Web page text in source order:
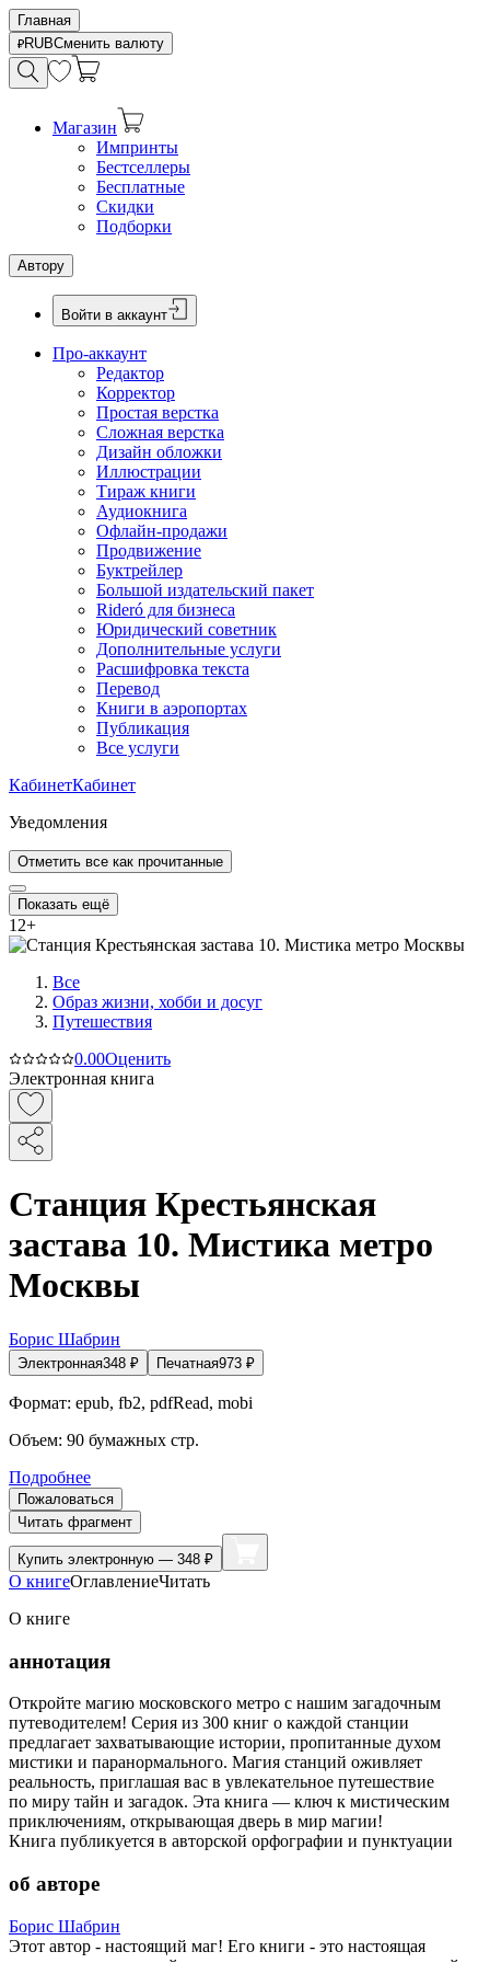
Главная
RUBСменить валюту
Магазин
Импринты
Бестселлеры
Бесплатные
Скидки
Подборки
Автору
Войти в аккаунт
Про-аккаунт
Редактор
Корректор
Простая верстка
Сложная верстка
Дизайн обложки
Иллюстрации
Тираж книги
Аудиокнига
Офлайн-продажи
Продвижение
Буктрейлер
Большой издательский пакет
Rideró для бизнеса
Юридический советник
Дополнительные услуги
Расшифровка текста
Перевод
Книги в аэропортах
Публикация
Все услуги
КабинетКабинет
Уведомления
Отметить все как прочитанные
Показать ещё
12+
Все
Образ жизни, хобби и досуг
Путешествия
0.00Оценить
Электронная книга
Станция Крестьянская
застава 10. Мистика метро
Москвы
Борис Шабрин
Электронная348 ₽ Печатная973 ₽
Формат: epub, fb2, pdfRead, mobi
Объем: 90 бумажных стр.
Подробнее
Пожаловаться
Читать фрагмент
Купить электронную — 348 ₽
О книгеОглавлениеЧитать
О книге
аннотация
Откройте магию московского метро с нашим загадочным
путеводителем! Серия из 300 книг о каждой станции
предлагает захватывающие истории, пропитанные духом
мистики и паранормального. Магия станций оживляет
реальность, приглашая вас в увлекательное путешествие
по миру тайн и загадок. Эта книга — ключ к мистическим
приключениям, открывающая дверь в мир магии!
Книга публикуется в авторской орфографии и пунктуации
об авторе
Борис Шабрин
Этот автор - настоящий маг! Его книги - это настоящая